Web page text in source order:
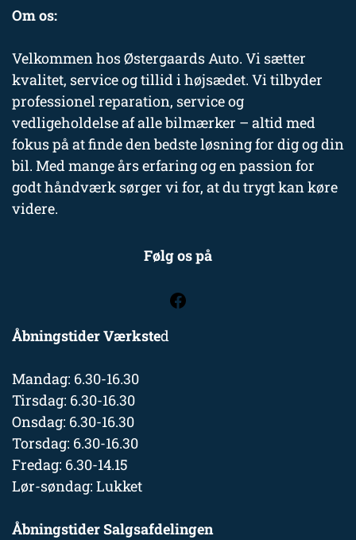
Om os:
Velkommen hos Østergaards Auto. Vi sætter
kvalitet, service og tillid i højsædet. Vi tilbyder
professionel reparation, service og
vedligeholdelse af alle bilmærker – altid med
fokus på at finde den bedste løsning for dig og din
bil. Med mange års erfaring og en passion for
godt håndværk sørger vi for, at du trygt kan køre
videre.
Følg os på
Åbningstider Værksted
Mandag: 6.30-16.30
Tirsdag: 6.30-16.30
Onsdag: 6.30-16.30
Torsdag: 6.30-16.30
Fredag: 6.30-14.15
Lør-søndag: Lukket
Åbningstider Salgsafdelingen